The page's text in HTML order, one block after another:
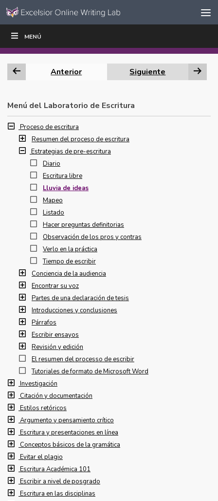
Ir al contenido
navegación
MENÚ
ESCRIBIR
Anterior Siguiente
Menú del Laboratorio de Escritura
Proceso de escritura
Resumen del proceso de escritura
Estrategias de pre-escritura
Diario
Escritura libre
Lluvia de ideas
Mapeo
Listado
Hacer preguntas definitorias
Observación de los pros y contras
Verlo en la práctica
Tiempo de escribir
Conciencia de la audiencia
Encontrar su voz
Partes de una declaración de tesis
Introducciones y conclusiones
Párrafos
Escribir ensayos
Revisión y edición
El resumen del processo de escribir
Tutoriales de formato de Microsoft Word
Investigación
Citación y documentación
Estilos retóricos
Argumento y pensamiento crítico
Escritura y presentaciones en línea
Conceptos básicos de la gramática
Evitar el plagio
Escritura Académica 101
Escribir a nivel de posgrado
Escritura en las disciplinas